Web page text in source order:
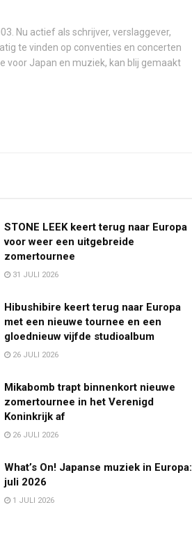
Nu actief als schrijver, verslaggever,
te vinden op conventies en concerten
voor Japan en muziek, kan blij gemaakt
STONE LEEK keert terug naar Europa
voor weer een uitgebreide
zomertournee
31 JULI 2026
Hibushibire keert terug naar Europa
met een nieuwe tournee en een
gloednieuw vijfde studioalbum
26 JULI 2026
Mikabomb trapt binnenkort nieuwe
zomertournee in het Verenigd
Koninkrijk af
26 JULI 2026
What’s On! Japanse muziek in Europa:
juli 2026
1 JULI 2026